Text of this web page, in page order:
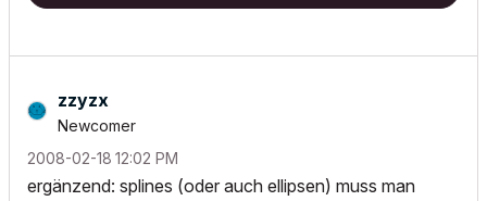
zzyzx
Newcomer
‎2008-02-18 12:02 PM
ergänzend: splines (oder auch ellipsen) muss man